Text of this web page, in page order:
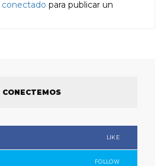
conectado para publicar un
CONECTEMOS
LIKE
FOLLOW